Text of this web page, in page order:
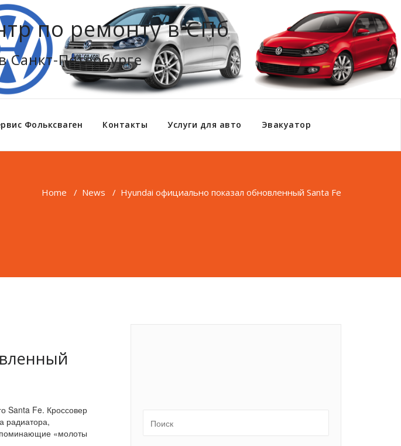
по ремонту в СПб
Петербурге
Фольксваген Контакты Услуги для авто Эвакуатор
Home / News / Hyundai официально показал обновленный Santa Fe
Santa Fe. Кроссовер
радиатора,
«молоты